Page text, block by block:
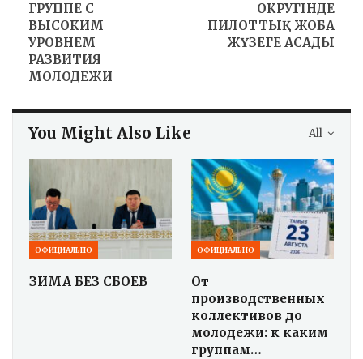
ГРУППЕ С
ВЫСОКИМ
УРОВНЕМ
РАЗВИТИЯ
МОЛОДЕЖИ
ОКРУГІНДЕ
ПИЛОТТЫҚ ЖОБА
ЖҮЗЕГЕ АСАДЫ
All
You Might Also Like
ОФИЦИАЛЬНО
ЗИМА БЕЗ СБОЕВ
ОФИЦИАЛЬНО
От
производственных
коллективов до
молодежи: к каким
группам…